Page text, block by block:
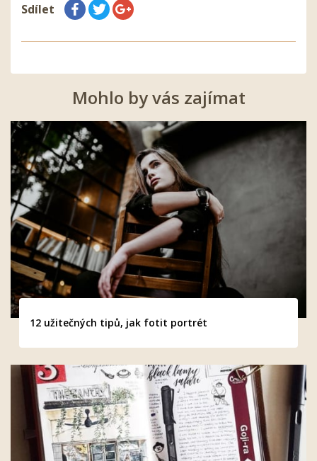
Sdílet
Mohlo by vás zajímat
12 užitečných tipů, jak fotit portrét